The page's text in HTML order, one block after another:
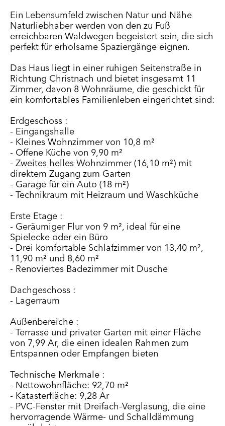
Ein Lebensumfeld zwischen Natur und Nähe
Naturliebhaber werden von den zu Fuß
erreichbaren Waldwegen begeistert sein, die sich
perfekt für erholsame Spaziergänge eignen.
Das Haus liegt in einer ruhigen Seitenstraße in
Richtung Christnach und bietet insgesamt 11
Zimmer, davon 8 Wohnräume, die geschickt für
ein komfortables Familienleben eingerichtet sind:
Erdgeschoss :
- Eingangshalle
- Kleines Wohnzimmer von 10,8 m²
- Offene Küche von 9,90 m²
- Zweites helles Wohnzimmer (16,10 m²) mit
direktem Zugang zum Garten
- Garage für ein Auto (18 m²)
- Technikraum mit Heizraum und Waschküche
Erste Etage :
- Geräumiger Flur von 9 m², ideal für eine
Spielecke oder ein Büro
- Drei komfortable Schlafzimmer von 13,40 m²,
11,90 m² und 8,60 m²
- Renoviertes Badezimmer mit Dusche
Dachgeschoss :
- Lagerraum
Außenbereiche :
- Terrasse und privater Garten mit einer Fläche
von 7,99 Ar, die einen idealen Rahmen zum
Entspannen oder Empfangen bieten
Technische Merkmale :
- Nettowohnfläche: 92,70 m²
- Katasterfläche: 9,28 Ar
- PVC-Fenster mit Dreifach-Verglasung, die eine
hervorragende Wärme- und Schalldämmung